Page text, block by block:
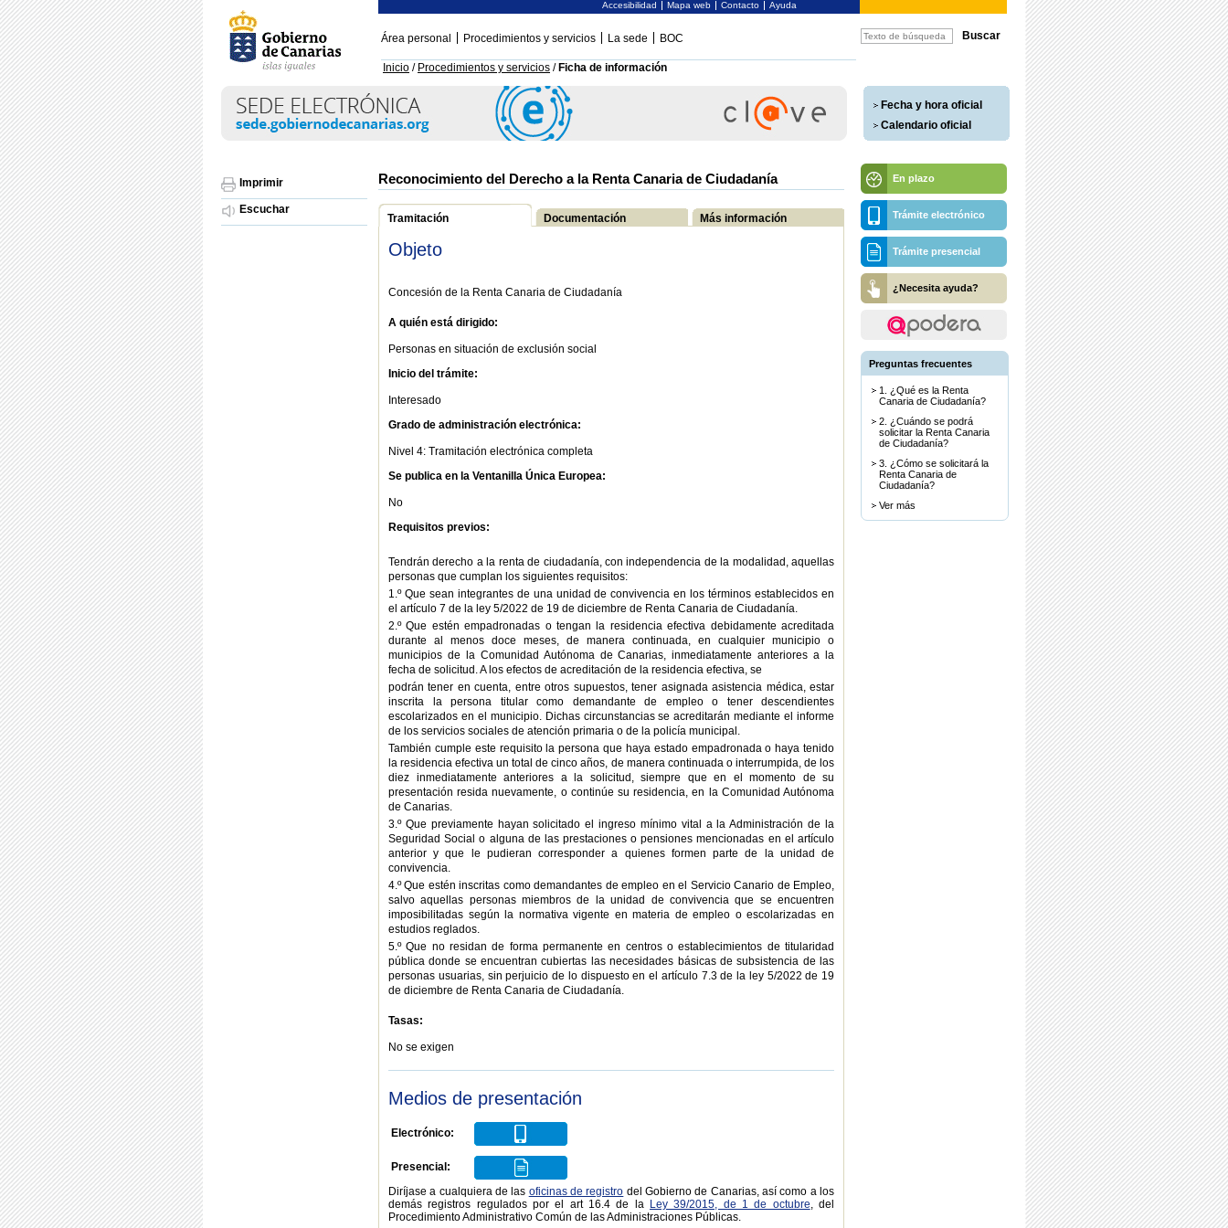
Accesibilidad Mapa web Contacto Ayuda
Área personal Procedimientos y servicios La sede BOC
Inicio / Procedimientos y servicios / Ficha de información
Fecha y hora oficial
Calendario oficial
Imprimir
Escuchar
Reconocimiento del Derecho a la Renta Canaria de Ciudadanía
Tramitación Documentación Más información
Objeto
Concesión de la Renta Canaria de Ciudadanía
A quién está dirigido:
Personas en situación de exclusión social
Inicio del trámite:
Interesado
Grado de administración electrónica:
Nivel 4: Tramitación electrónica completa
Se publica en la Ventanilla Única Europea:
No
Requisitos previos:
Tendrán derecho a la renta de ciudadanía, con independencia de la modalidad, aquellas
personas que cumplan los siguientes requisitos:
1.º Que sean integrantes de una unidad de convivencia en los términos establecidos en
el artículo 7 de la ley 5/2022 de 19 de diciembre de Renta Canaria de Ciudadanía.
2.º Que estén empadronadas o tengan la residencia efectiva debidamente acreditada
durante al menos doce meses, de manera continuada, en cualquier municipio o
municipios de la Comunidad Autónoma de Canarias, inmediatamente anteriores a la
fecha de solicitud. A los efectos de acreditación de la residencia efectiva, se
podrán tener en cuenta, entre otros supuestos, tener asignada asistencia médica, estar
inscrita la persona titular como demandante de empleo o tener descendientes
escolarizados en el municipio. Dichas circunstancias se acreditarán mediante el informe
de los servicios sociales de atención primaria o de la policía municipal.
También cumple este requisito la persona que haya estado empadronada o haya tenido
la residencia efectiva un total de cinco años, de manera continuada o interrumpida, de los
diez inmediatamente anteriores a la solicitud, siempre que en el momento de su
presentación resida nuevamente, o continúe su residencia, en la Comunidad Autónoma
de Canarias.
3.º Que previamente hayan solicitado el ingreso mínimo vital a la Administración de la
Seguridad Social o alguna de las prestaciones o pensiones mencionadas en el artículo
anterior y que le pudieran corresponder a quienes formen parte de la unidad de
convivencia.
4.º Que estén inscritas como demandantes de empleo en el Servicio Canario de Empleo,
salvo aquellas personas miembros de la unidad de convivencia que se encuentren
imposibilitadas según la normativa vigente en materia de empleo o escolarizadas en
estudios reglados.
5.º Que no residan de forma permanente en centros o establecimientos de titularidad
pública donde se encuentran cubiertas las necesidades básicas de subsistencia de las
personas usuarias, sin perjuicio de lo dispuesto en el artículo 7.3 de la ley 5/2022 de 19
de diciembre de Renta Canaria de Ciudadanía.
Tasas:
No se exigen
Medios de presentación
Electrónico:
Presencial:
Diríjase a cualquiera de las oficinas de registro del Gobierno de Canarias, así como a los
demás registros regulados por el art 16.4 de la Ley 39/2015, de 1 de octubre, del
Procedimiento Administrativo Común de las Administraciones Públicas.
En plazo
Trámite electrónico
Trámite presencial
¿Necesita ayuda?
Preguntas frecuentes
1. ¿Qué es la Renta
Canaria de Ciudadanía?
2. ¿Cuándo se podrá
solicitar la Renta Canaria
de Ciudadanía?
3. ¿Cómo se solicitará la
Renta Canaria de
Ciudadanía?
Ver más